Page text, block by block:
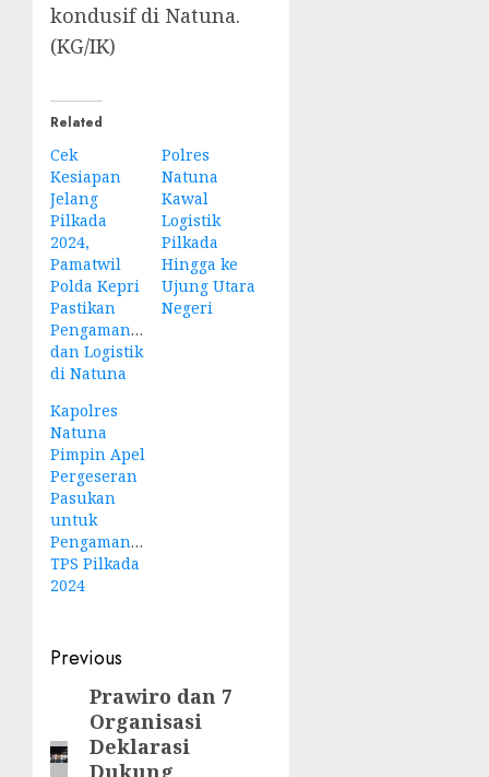
kondusif di Natuna.
(KG/IK)
Related
Cek
Kesiapan
Jelang
Pilkada
2024,
Pamatwil
Polda Kepri
Pastikan
Pengamanan
dan Logistik
di Natuna
Polres
Natuna
Kawal
Logistik
Pilkada
Hingga ke
Ujung Utara
Negeri
Kapolres
Natuna
Pimpin Apel
Pergeseran
Pasukan
untuk
Pengamanan
TPS Pilkada
2024
Post
navigation
Previous
Previous
post:
Prawiro dan 7
Organisasi
Deklarasi